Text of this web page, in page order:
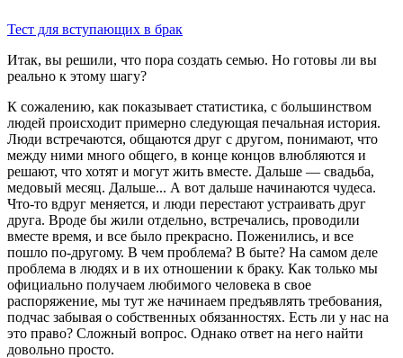
Тест для вступающих в брак
Итак, вы решили, что пора создать семью. Но готовы ли вы
реально к этому шагу?
К сожалению, как показывает статистика, с большинством
людей происходит примерно следующая печальная история.
Люди встречаются, общаются друг с другом, понимают, что
между ними много общего, в конце концов влюбляются и
решают, что хотят и могут жить вместе. Дальше — свадьба,
медовый месяц. Дальше... А вот дальше начинаются чудеса.
Что-то вдруг меняется, и люди перестают устраивать друг
друга. Вроде бы жили отдельно, встречались, проводили
вместе время, и все было прекрасно. Поженились, и все
пошло по-другому. В чем проблема? В быте? На самом деле
проблема в людях и в их отношении к браку. Как только мы
официально получаем любимого человека в свое
распоряжение, мы тут же начинаем предъявлять требования,
подчас забывая о собственных обязанностях. Есть ли у нас на
это право? Сложный вопрос. Однако ответ на него найти
довольно просто.